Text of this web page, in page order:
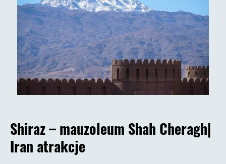
Shiraz – mauzoleum Shah Cheragh|
Iran atrakcje